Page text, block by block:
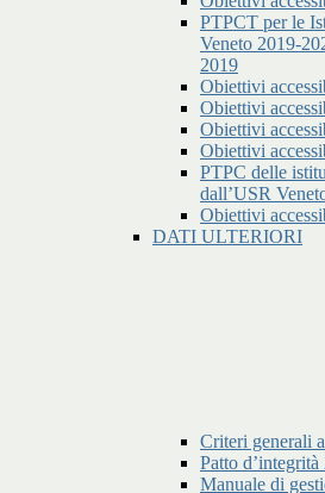
PTPCT per le
Veneto 2019-
2019
Obiettivi
Obiettivi
Obiettivi
Obiettivi
PTPC delle
dall’USR
Obiettivi
DATI ULTERIORI
Criteri generali
Patto d’integrità
Manuale di